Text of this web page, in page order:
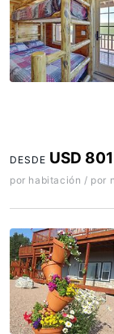
DESDE USD 801
por habitación / por